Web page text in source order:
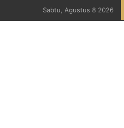
Sabtu, Agustus 8 2026